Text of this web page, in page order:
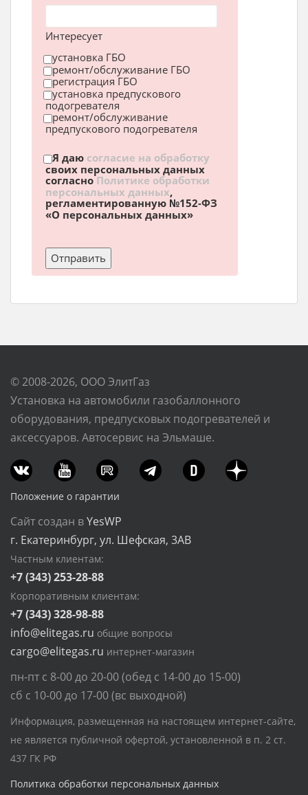
Интересует
установка ГБО
ремонт/обслуживание ГБО
регистрация ГБО
установка предпускового
подогревателя
ремонт/обслуживание
предпускового подогревателя
Я даю согласие на обработку
своих персональных данных
согласноПолитике обработки
персональных данных,
регламентированную №152-ФЗ
«О персональных данных»
© 2008-2026, ООО ЭлитГаз
Установка на автомобили газобаллонного
оборудования, предпусковых подогревателей и
аксессуаров. Автосервис на Эльмаше.
Положение о гарантии
Сайт создан вYesWP
г. Екатеринбург, ул. Шефская, 3АВ
Частным клиентам:
+7 (343) 253-28-88
Корпоративным клиентам:
+7 (343) 328-98-88
info@elitegas.ru общие вопросы
cargo@elitegas.ru интернет-магазин
пн-пт с 8-00 до 20-00 (обед с 14-00 до 15-00)
сб с 10-00 до 17-00 (вс выходной)
Информация, размещенная на настоящем интернет-сайте,
не является публичной офертой, установленной в п. 2 ст.
437 ГК РФ
Политика обработки персональных данных